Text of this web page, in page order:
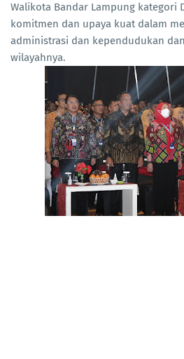
Walikota Bandar Lampung kategori
komitmen dan upaya kuat dalam
administrasi dan kependudukan
wilayahnya.